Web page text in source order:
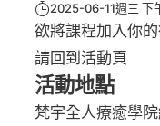
2025-06-11週三 下
欲將課程加入你的
請回到活動頁
活動地點
梵宇全人療癒學